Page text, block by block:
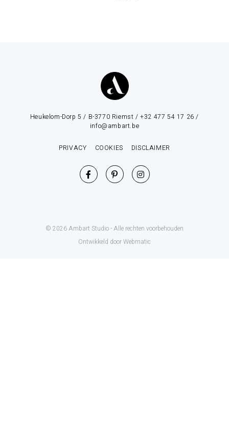
Heukelom-Dorp 5 / B-3770 Riemst / +32 477 54 17 26 /
info@ambart.be
PRIVACY COOKIES DISCLAIMER
© 2026 Ambart Studio - Alle rechten voorbehouden
Ontwikkeld door Webmatic